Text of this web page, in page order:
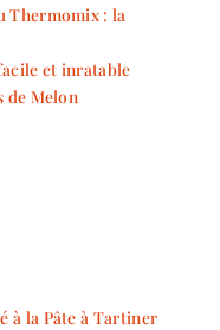
Thermomix : la
et inratable
de Melon
à la Pâte à Tartiner